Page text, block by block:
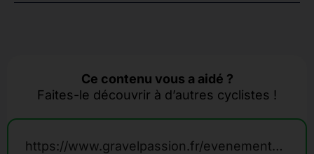
Ce contenu vous a aidé ?
Faites-le découvrir à d’autres cyclistes !
https://www.gravelpassion.fr/evenements-calendrier-gravel/ronde-nieuilloise/